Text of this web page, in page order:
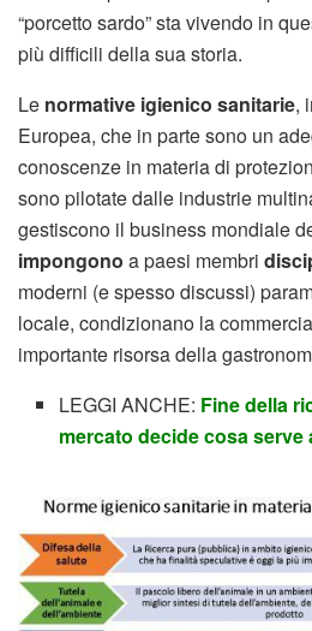
“porcetto sardo” sta vivendo in
più difficili della sua storia.
Le normative igienico sanitarie,
Europea, che in parte sono un
conoscenze in materia di
sono pilotate dalle industrie
gestiscono il business mondiale
impongono a paesi membri
moderni (e spesso discussi)
locale, condizionano la
importante risorsa della
LEGGI ANCHE: Fine della
mercato decide cosa serve